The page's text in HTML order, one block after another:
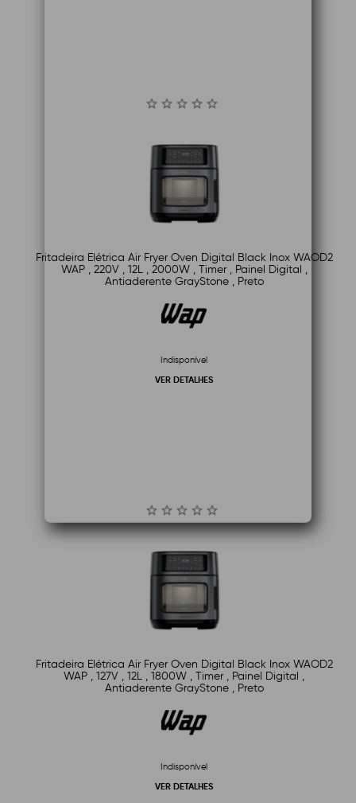
Fritadeira Elétrica Air Fryer Oven Digital Black Inox WAOD2
WAP , 220V , 12L , 2000W , Timer , Painel Digital ,
Antiaderente GrayStone , Preto
Indisponível
VER DETALHES
Fritadeira Elétrica Air Fryer Oven Digital Black Inox WAOD2
WAP , 127V , 12L , 1800W , Timer , Painel Digital ,
Antiaderente GrayStone , Preto
Indisponível
VER DETALHES